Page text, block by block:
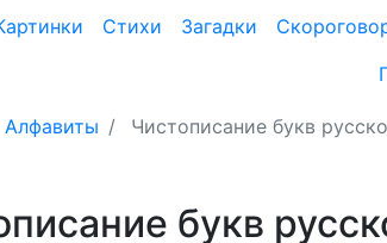
Стихи Загадки
Алфавиты
Чистописание букв
букв